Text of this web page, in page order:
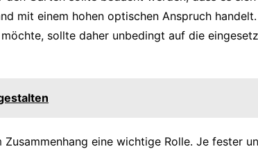
mit einem hohen optischen Anspruch
sollte daher unbedingt auf die
eine wichtige Rolle. Je fester